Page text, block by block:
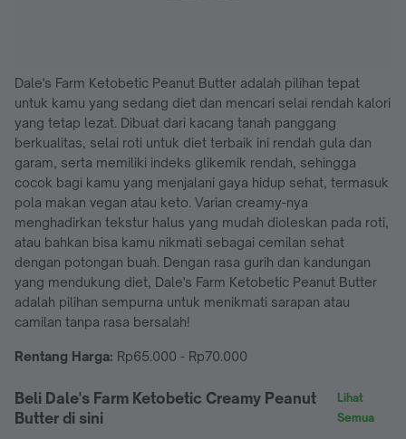
Dale's Farm Ketobetic Peanut Butter adalah pilihan tepat
untuk kamu yang sedang diet dan mencari selai rendah kalori
yang tetap lezat. Dibuat dari kacang tanah panggang
berkualitas, selai roti untuk diet terbaik ini rendah gula dan
garam, serta memiliki indeks glikemik rendah, sehingga
cocok bagi kamu yang menjalani gaya hidup sehat, termasuk
pola makan vegan atau keto. Varian creamy-nya
menghadirkan tekstur halus yang mudah dioleskan pada roti,
atau bahkan bisa kamu nikmati sebagai cemilan sehat
dengan potongan buah. Dengan rasa gurih dan kandungan
yang mendukung diet, Dale's Farm Ketobetic Peanut Butter
adalah pilihan sempurna untuk menikmati sarapan atau
camilan tanpa rasa bersalah!
Rentang Harga: Rp65.000 - Rp70.000
Beli Dale's Farm Ketobetic Creamy Peanut
Butter di sini
Lihat
Semua